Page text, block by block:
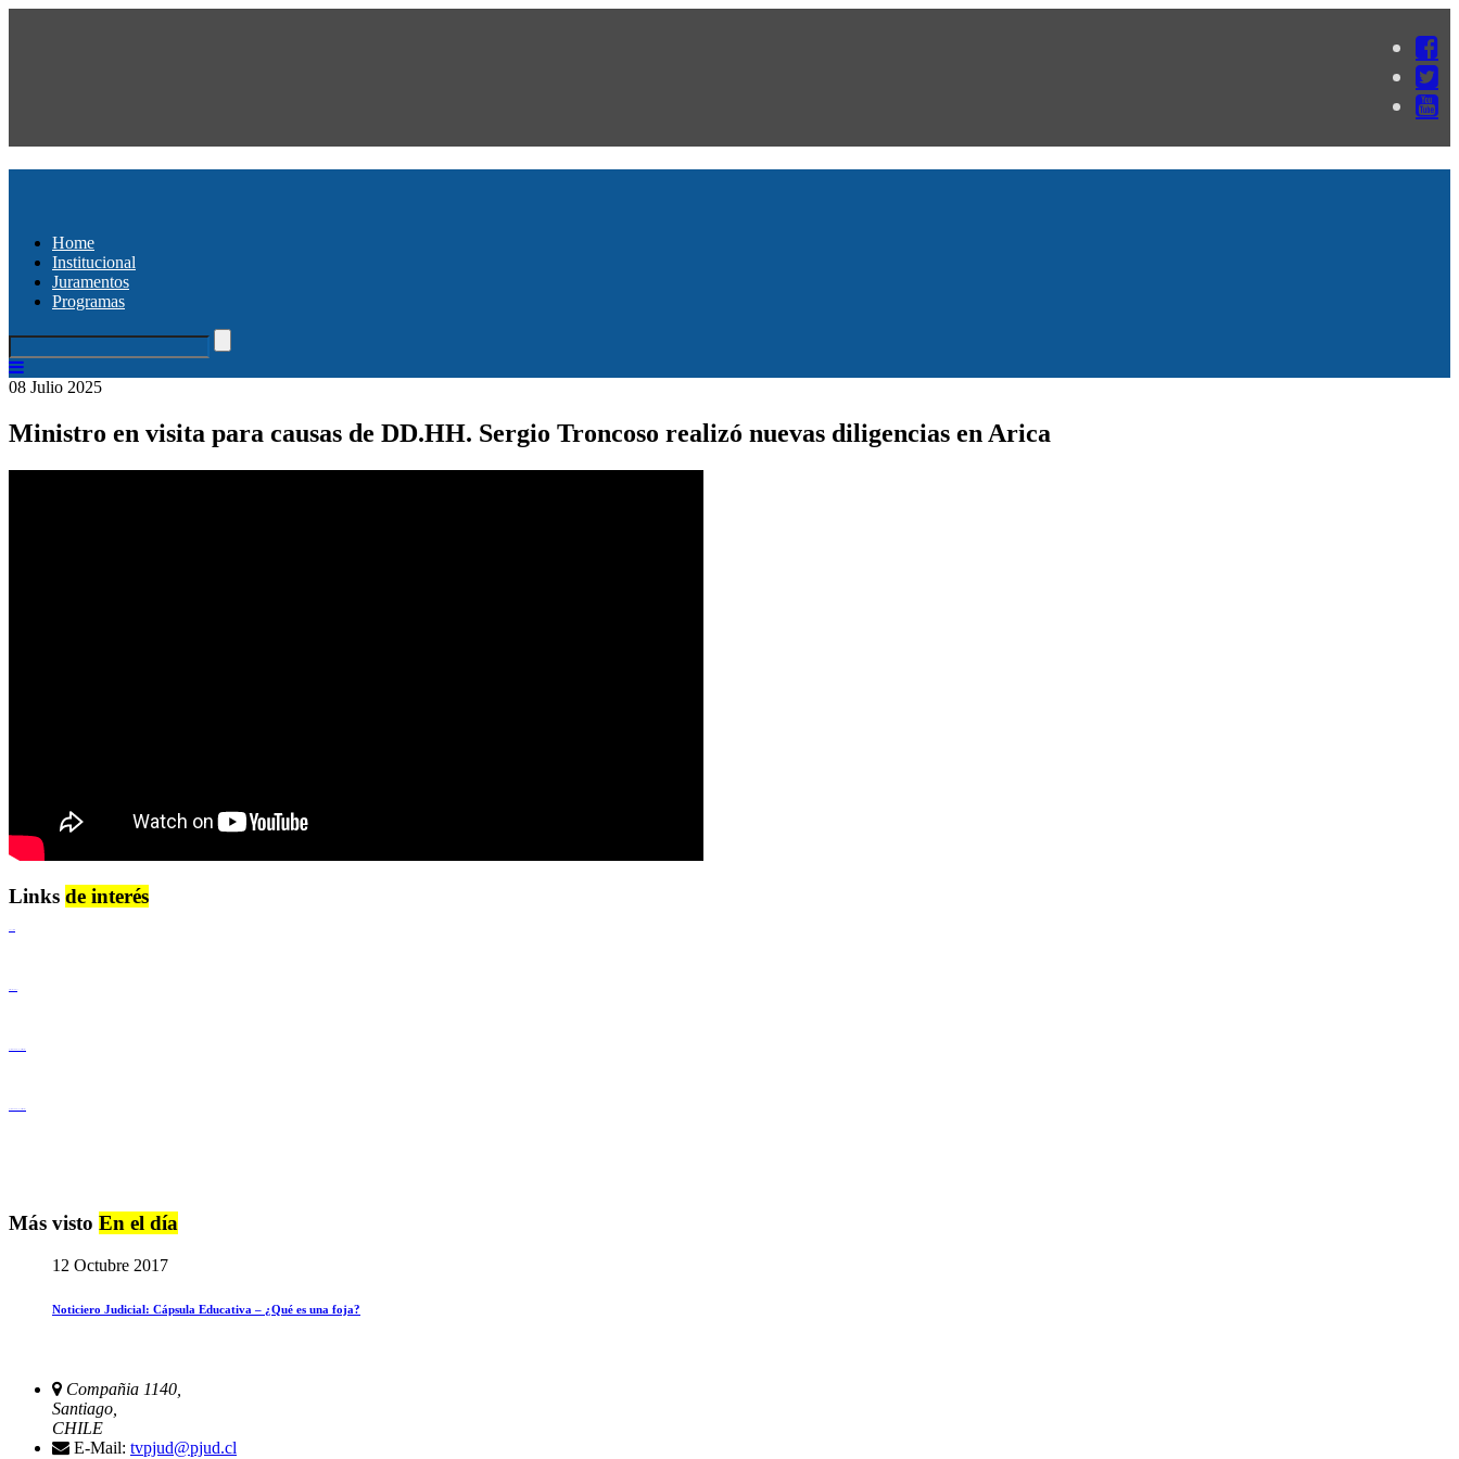
Home
Institucional
Juramentos
Programas
08 Julio 2025
Ministro en visita para causas de DD.HH. Sergio Troncoso realizó nuevas diligencias en Arica
Links de interés
Más visto En el día
12 Octubre 2017
Noticiero Judicial: Cápsula Educativa – ¿Qué es una foja?
Compañia 1140,
Santiago,
CHILE
E-Mail: tvpjud@pjud.cl